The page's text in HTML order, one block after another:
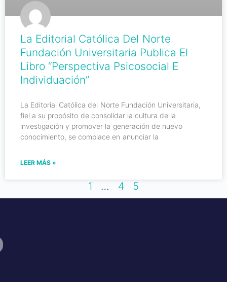
La Editorial Católica Del Norte
Fundación Universitaria Publica El
Libro “Perspectiva Psicosocial E
Individuación”
La Editorial Católica del Norte Fundación Universitaria,
fiel a su propósito de consolidar la cultura de la
investigación y promover la generación de nuevo
conocimiento, se complace en anunciar la
LEER MÁS »
1 … 4 5